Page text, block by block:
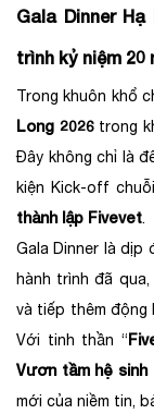
Gala Dinner
trình kỷ niệm 20
Trong khuôn khổ
Long 2026trong
Đây không chỉ là
kiện Kick-off
thành lập Fivevet.
Gala Dinner là dịp
hành trình đã
và tiếp thêm
Với tinh thần “
Vươn tầm hệ sinh
mới của niềm tin,